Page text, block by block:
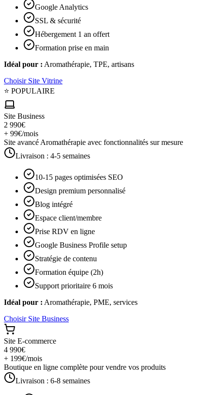
Google Analytics
SSL & sécurité
Hébergement 1 an offert
Formation prise en main
Idéal pour : Aromathérapie, TPE, artisans
Choisir Site Vitrine
⭐ POPULAIRE
Site Business
2 990€
+ 99€/mois
Site avancé Aromathérapie avec fonctionnalités sur mesure
Livraison : 4-5 semaines
10-15 pages optimisées SEO
Design premium personnalisé
Blog intégré
Espace client/membre
Prise RDV en ligne
Google Business Profile setup
Stratégie de contenu
Formation équipe (2h)
Support prioritaire 6 mois
Idéal pour : Aromathérapie, PME, services
Choisir Site Business
Site E-commerce
4 990€
+ 199€/mois
Boutique en ligne complète pour vendre vos produits
Livraison : 6-8 semaines